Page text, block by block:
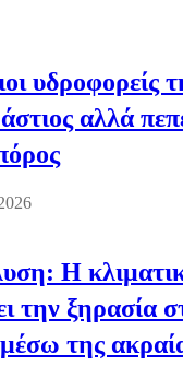
υδροφορείς
αλλά
Η
την ξηρασία
της